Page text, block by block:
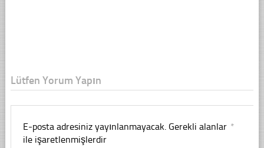
Lütfen Yorum Yapın
E-posta adresiniz yayınlanmayacak. Gerekli alanlar *
ile işaretlenmişlerdir